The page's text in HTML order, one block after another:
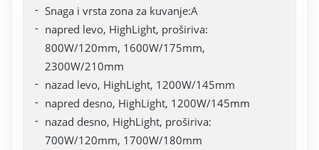
Snaga i vrsta zona za kuvanje:A
napred levo, HighLight, proširiva:
800W/120mm, 1600W/175mm,
2300W/210mm
nazad levo, HighLight, 1200W/145mm
napred desno, HighLight, 1200W/145mm
nazad desno, HighLight, proširiva:
700W/120mm, 1700W/180mm